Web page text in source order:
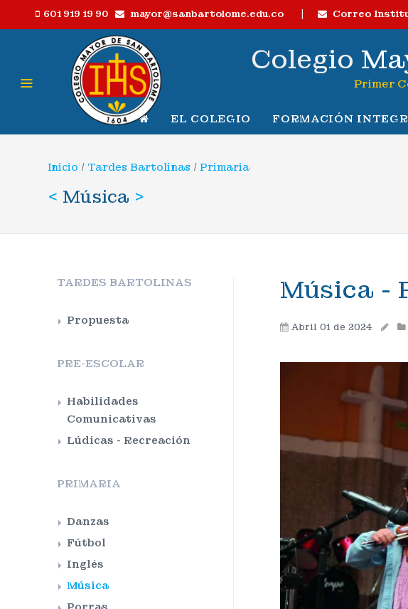
601 919 19 90 mayor@sanbartolome.edu.co | Correo
Colegio
Primer
EL COLEGIO FORMACIÓN
Inicio / Tardes Bartolinas /Primaria
< Música >
TARDES BARTOLINAS
Propuesta
PRE-ESCOLAR
Habilidades
Comunicativas
Lúdicas - Recreación
PRIMARIA
Danzas
Fútbol
Inglés
Música
Música -
Abril 01 de 2024